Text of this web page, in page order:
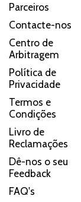
Parceiros
Contacte-nos
Centro de
Arbitragem
Política de
Privacidade
Termos e
Condições
Livro de
Reclamações
Dê-nos o seu
Feedback
FAQ's